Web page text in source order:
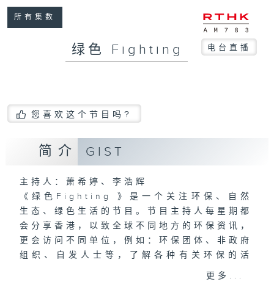
所有集数
绿色 Fighting 电台直播
您喜欢这个节目吗?
简介 GIST
主持人：萧希婷、李浩辉
《绿色Fighting 》是一个关注环保、自然
生态、绿色生活的节目。节目主持人每星期都
会分享香港，以致全球不同地方的环保资讯，
更会访问不同单位，例如：环保团体、非政府
组织、自发人士等，了解各种有关环保的活
动。主持更会不时参与环保活动、展览，以第
更多...